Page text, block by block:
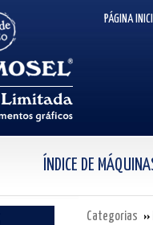
PÁGINA
ÍNDICE DE
Categorias